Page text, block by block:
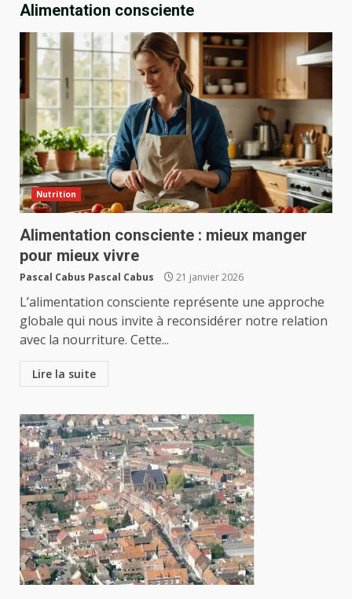
Alimentation consciente
Nutrition
Alimentation consciente : mieux manger
pour mieux vivre
Pascal Cabus Pascal Cabus 21 janvier 2026
L’alimentation consciente représente une approche
globale qui nous invite à reconsidérer notre relation
avec la nourriture. Cette...
Lire la suite